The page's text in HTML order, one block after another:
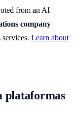
from an AI
company
Learn about
plataformas